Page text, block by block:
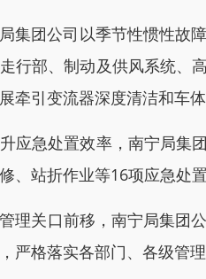
团公司以季节性惯性故障
行部、制动及供风系统、
牵引变流器深度清洁和车
急处置效率，南宁局集团
、站折作业等16项应急处
关口前移，南宁局集团公
严格落实各部门、各级管